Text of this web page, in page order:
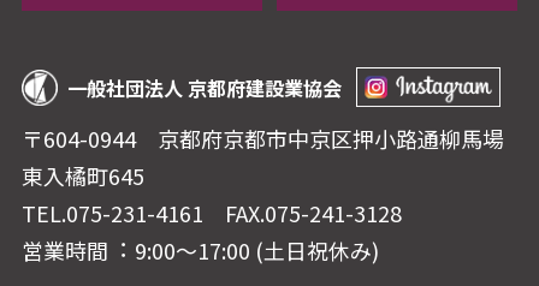
一般社団法人 京都府建設業協会
〒604-0944 京都府京都市中京区押⼩路通柳⾺場
東⼊橘町645
TEL.075-231-4161 FAX.075-241-3128
営業時間︓ 9:00〜17:00 (⼟⽇祝休み)